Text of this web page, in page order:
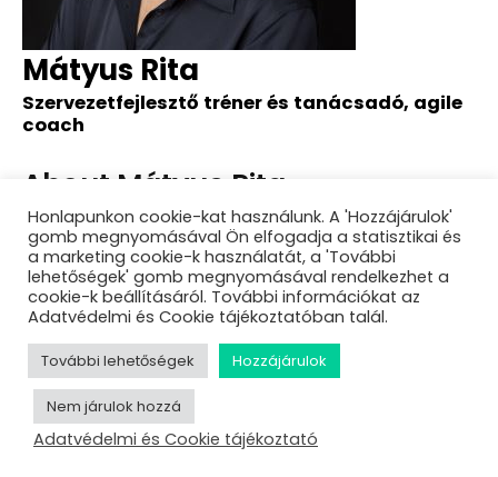
Mátyus Rita
Szervezetfejlesztő tréner és tanácsadó, agile
coach
About Mátyus Rita
Sessions
Startol a Deep Dive terem délutánja
Honlapunkon cookie-kat használunk. A 'Hozzájárulok'
gomb megnyomásával Ön elfogadja a statisztikai és
a marketing cookie-k használatát, a 'További
lehetőségek' gomb megnyomásával rendelkezhet a
cookie-k beállításáról. További információkat az
Adatvédelmi és Cookie tájékoztatóban talál.
További lehetőségek Hozzájárulok
Nem járulok hozzá
Adatvédelmi és Cookie tájékoztató